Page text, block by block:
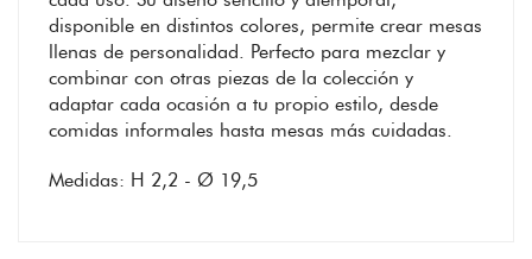
disponible en distintos colores, permite crear mesas
llenas de personalidad. Perfecto para mezclar y
combinar con otras piezas de la colección y
adaptar cada ocasión a tu propio estilo, desde
comidas informales hasta mesas más cuidadas.
Medidas: H 2,2 - Ø 19,5